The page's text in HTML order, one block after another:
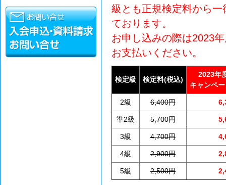
級とも正規検定料から
ております。
お申し込みの際は2023
お支払いください。
検定級 検定料(税込)
2023年
キャンペ
2級 6,400円
準2級 5,700円
3級 4,700円
4級 2,900円
5級 2,500円